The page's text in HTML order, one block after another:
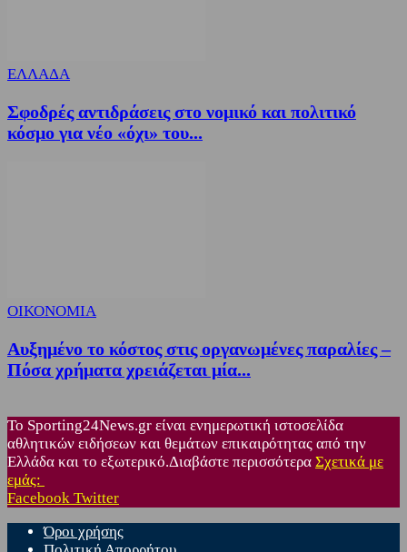
ΕΛΛΑΔΑ
Σφοδρές αντιδράσεις στο νομικό και πολιτικό
κόσμο για νέο «όχι» του...
ΟΙΚΟΝΟΜΙΑ
Αυξημένο το κόστος στις οργανωμένες παραλίες –
Πόσα χρήματα χρειάζεται μία...
Το Sporting24News.gr είναι ενημερωτική ιστοσελίδα
αθλητικών ειδήσεων και θεμάτων επικαιρότητας από την
Ελλάδα και το εξωτερικό.Διαβάστε περισσότερα Σχετικά με
εμάς:
Facebook Twitter
Όροι χρήσης